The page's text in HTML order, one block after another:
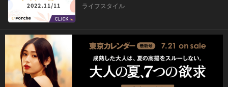
ライフスタイル